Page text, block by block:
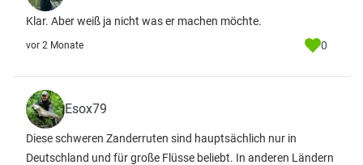
Klar. Aber weiß ja nicht was er machen möchte.
vor 2 Monate 0
Esox79
Diese schweren Zanderruten sind hauptsächlich nur in
Deutschland und für große Flüsse beliebt. In anderen Ländern